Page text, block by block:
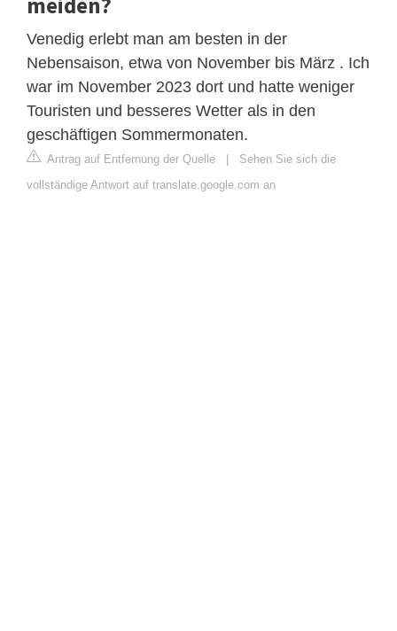
Venedig erlebt man am besten in der
Nebensaison, etwa von November bis März . Ich
war im November 2023 dort und hatte weniger
Touristen und besseres Wetter als in den
geschäftigen Sommermonaten.
Antrag auf Entfernung der Quelle | Sehen Sie sich die
vollständige Antwort auf translate.google.com an